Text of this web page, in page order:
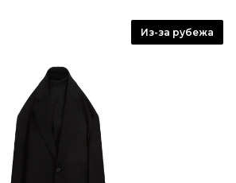
Из-за рубежа